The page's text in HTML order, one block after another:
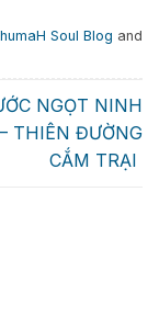
Soul Blog and
NGỌT NINH
THIÊN ĐƯỜNG
CẮM TRẠI